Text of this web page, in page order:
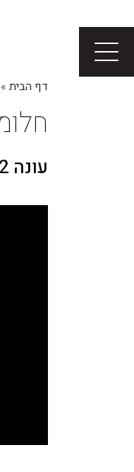
דף הבית»
עונה 2, פרק 8